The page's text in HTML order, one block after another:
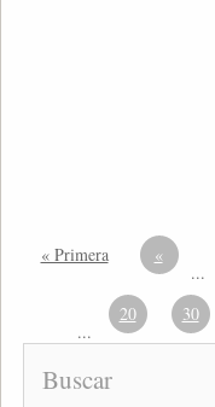
« Primera «
...
...
20 30
Buscar